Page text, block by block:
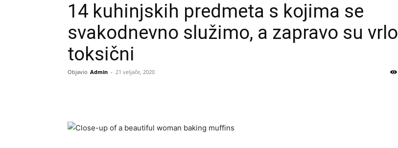
14 kuhinjskih predmeta s kojima se
svakodnevno služimo, a zapravo su vrlo
toksični
Objavio Admin - 21 veljače, 2020